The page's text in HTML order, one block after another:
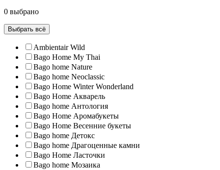
0 выбрано
Выбрать всё
Ambientair Wild
Bago Home My Thai
Bago home Nature
Bago home Neoclassic
Bago Home Winter Wonderland
Bago Home Акварель
Bago home Антология
Bago Home Аромабукеты
Bago Home Весенние букеты
Bago home Детокс
Bago home Драгоценные камни
Bago Home Ласточки
Bago home Мозаика